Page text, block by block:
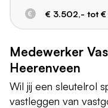
€ 3.502,- tot
Medewerker
Heerenveen
Wil jij een sleutelrol
vastleggen van